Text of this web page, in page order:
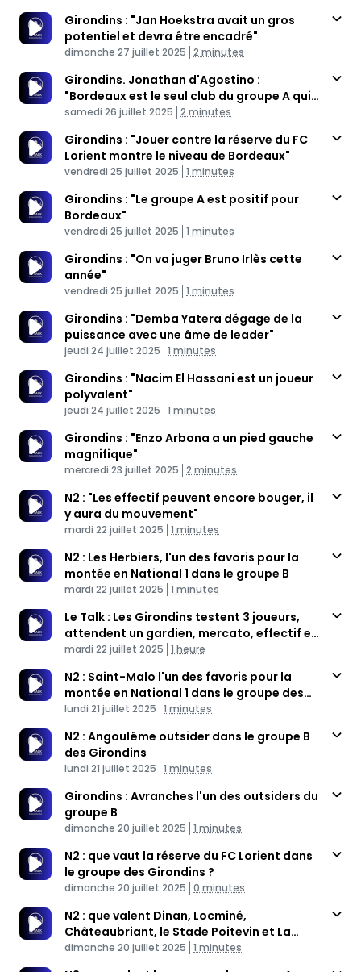
Girondins : "Jan Hoekstra avait un gros
potentiel et devra être encadré"
Published At
dimanche 27 juillet 2025 Time
2 minutes
Girondins. Jonathan d'Agostino :
"Bordeaux est le seul club du groupe A qui
annonce jouer la montée en N1"
Published At
samedi 26 juillet 2025 Time
2 minutes
Girondins : "Jouer contre la réserve du FC
Lorient montre le niveau de Bordeaux"
Published At
vendredi 25 juillet 2025 Time
1 minutes
Girondins : "Le groupe A est positif pour
Bordeaux"
Published At
vendredi 25 juillet 2025 Time
1 minutes
Girondins : "On va juger Bruno Irlès cette
année"
Published At
vendredi 25 juillet 2025 Time
1 minutes
Girondins : "Demba Yatera dégage de la
puissance avec une âme de leader"
Published At
jeudi 24 juillet 2025 Time
1 minutes
Girondins : "Nacim El Hassani est un joueur
polyvalent"
Published At
jeudi 24 juillet 2025 Time
1 minutes
Girondins : "Enzo Arbona a un pied gauche
magnifique"
Published At
mercredi 23 juillet 2025 Time
2 minutes
N2 : "Les effectif peuvent encore bouger, il
y aura du mouvement"
Published At
mardi 22 juillet 2025 Time
1 minutes
N2 : Les Herbiers, l'un des favoris pour la
montée en National 1 dans le groupe B
Published At
mardi 22 juillet 2025 Time
1 minutes
Le Talk : Les Girondins testent 3 joueurs,
attendent un gardien, mercato, effectif et
Groupe A
Published At
mardi 22 juillet 2025 Time
1 heure
N2 : Saint-Malo l'un des favoris pour la
montée en National 1 dans le groupe des
Girondins
Published At
lundi 21 juillet 2025 Time
1 minutes
N2 : Angoulême outsider dans le groupe B
des Girondins
Published At
lundi 21 juillet 2025 Time
1 minutes
Girondins : Avranches l'un des outsiders du
groupe B
Published At
dimanche 20 juillet 2025 Time
1 minutes
N2 : que vaut la réserve du FC Lorient dans
le groupe des Girondins ?
Published At
dimanche 20 juillet 2025 Time
0 minutes
N2 : que valent Dinan, Locminé,
Châteaubriant, le Stade Poitevin et La
Roche VF ?
Published At
dimanche 20 juillet 2025 Time
1 minutes